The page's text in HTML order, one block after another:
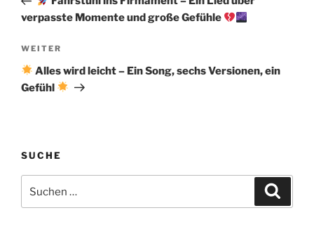
verpasste Momente und große Gefühle
Nächster
Beitrag
WEITER
Alles wird leicht – Ein Song, sechs Versionen, ein
Gefühl
SUCHE
nach: